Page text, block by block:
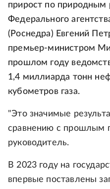
прирост по природным
Федерального
(Роснедра) Евгений
премьер-министром
прошлом году
1,4 миллиарда тонн
кубометров газа.
"Это значимые
сравнению с прошлым
руководитель.
В 2023 году на
впервые поставлены